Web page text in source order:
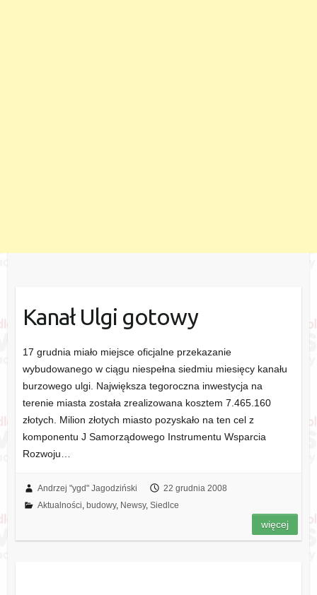
Kanał Ulgi gotowy
17 grudnia miało miejsce oficjalne przekazanie
wybudowanego w ciągu niespełna siedmiu miesięcy kanału
burzowego ulgi. Największa tegoroczna inwestycja na
terenie miasta została zrealizowana kosztem 7.465.160
złotych. Milion złotych miasto pozyskało na ten cel z
komponentu J Samorządowego Instrumentu Wsparcia
Rozwoju…
Andrzej "ygd" Jagodziński
22 grudnia 2008
Aktualności, budowy, Newsy, Siedlce
więcej